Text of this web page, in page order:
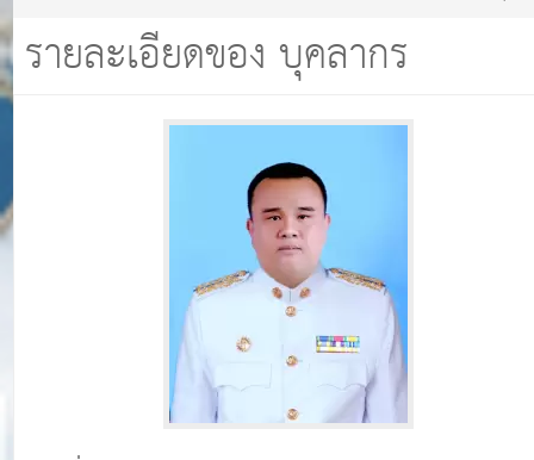
รายละเอียดของ บุคลากร
นายอดิศร รามางกูร